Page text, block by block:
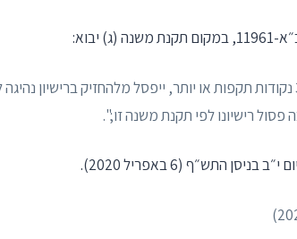
יבוא:
רישיונו לפי תקנת משנה זו;".
התש״ף (6 באפריל 2020).